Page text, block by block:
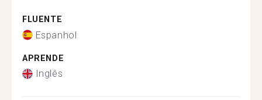
FLUENTE
Espanhol
APRENDE
Inglês